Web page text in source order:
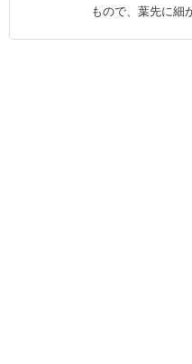
もので、葉先に細